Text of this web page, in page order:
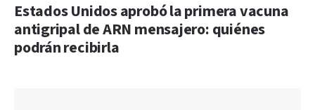
Estados Unidos aprobó la primera vacuna
antigripal de ARN mensajero: quiénes
podrán recibirla